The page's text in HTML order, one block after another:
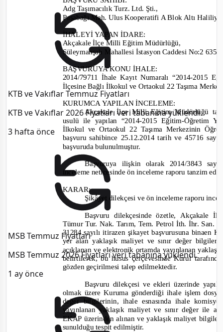
KTB ve Vakıflar Temmuz Fiyatları
KTB ve Vakıflar 2026 Fiyatları veri tabanına yüklendi.
3 hafta önce
MSB Temmuz Fiyatları
MSB Temmuz 2026 Fiyatları veri tabanına yüklendi.
1 ay önce
Adg Taşımacılık Turz.Ltd. Şti.,
Paşabağı Mah. Ulus Kooperatifi A Blok Altı Haliliye/
İHALEYİ YAPAN İDARE:
Akçakale İlçe Milli Eğitim Müdürlüğü,
Süleymanşah Mahallesi İstasyon Caddesi No:2
BAŞVURUYA KONU İHALE:
2014/79711İhale Kayıt Numaralı “2014-2015
İlçesine Bağlı İlkokul ve Ortaokul 22 Taşıma
KURUMCA YAPILAN İNCELEME:
Akçakale İlçe Milli Eğitim Müdürlüğü
usulü ileyapılan “2014-2015 Eğitim-Öğretim
İlkokul ve Ortaokul 22 Taşıma Merkezinin
başvuru sahibince 25.12.2014 tarih ve 45716 sayı
başvuruda bulunulmuştur.
Başvuruya ilişkin olarak 2014/3843
inceleme neticesinde ön inceleme raporu tanzim
KARAR:
Şikâyet dilekçesi ve ön inceleme raporu
Başvuru dilekçesinde özetle
Akçakale
Tümur Tur. Nak. Tarım, Tem. Petrol İth. İhr.
31284 sayılı itirazen şikayet başvurusuna binaen
yer alan yaklaşık maliyet ve sınır değer
açıklanan ve elektronik ortamda yayınlanan
belirtilerek, bu husus çerçevesinde Kurul
gözden geçirilmesi talep edilmektedir.
Başvuru dilekçesi ve ekleri üzerinde
olmak üzere Kuruma gönderdiği ihale işlem
değer bilgilerinin, ihale esnasında ihale
yayınlanan yaklaşık maliyet ve sınır değer ile
EKAP üzerinden alınan ve yaklaşık maliyet
sunulduğu tespit edilmiştir.